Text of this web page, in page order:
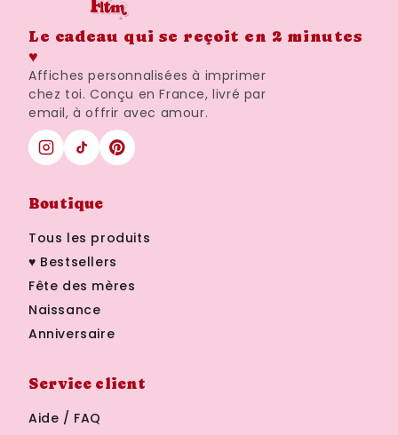
Le cadeau qui se reçoit en 2 minutes
♥
Affiches personnalisées à imprimer
chez toi. Conçu en France, livré par
email, à offrir avec amour.
Boutique
Tous les produits
♥ Bestsellers
Fête des mères
Naissance
Anniversaire
Service client
Aide / FAQ